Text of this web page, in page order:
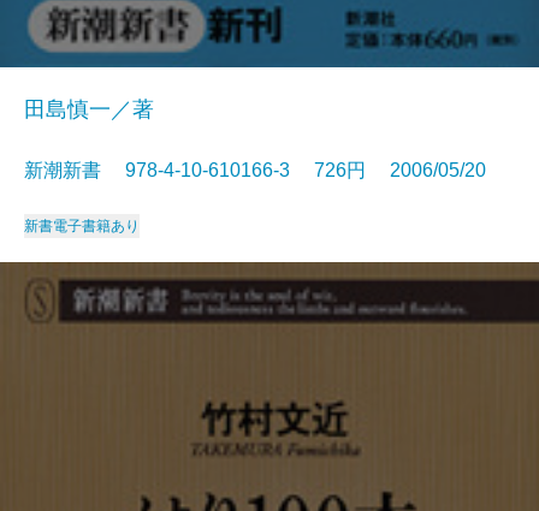
田島慎一／著
新潮新書 978-4-10-610166-3 726円 2006/05/20
新書電子書籍あり